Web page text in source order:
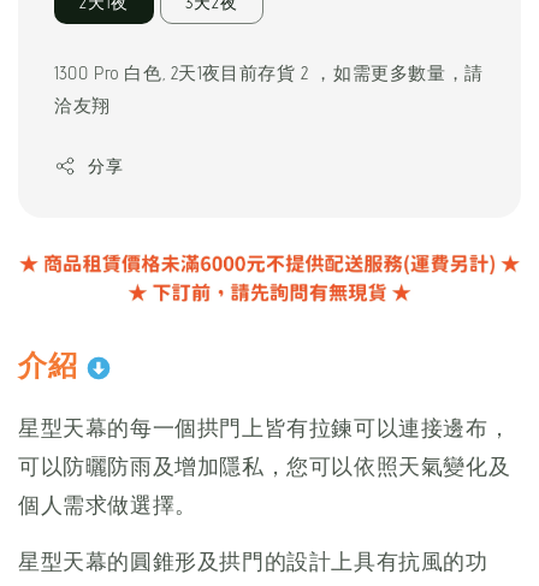
1300 Pro 白色, 2天1夜目前存貨 2 ，如需更多數量，請
洽友翔
分享
介紹
星型天幕的每一個拱門上皆有拉鍊可以連接邊布，
可以防曬防雨及增加隱私，您可以依照天氣變化及
個人需求做選擇。
星型天幕的圓錐形及拱門的設計上具有抗風的功